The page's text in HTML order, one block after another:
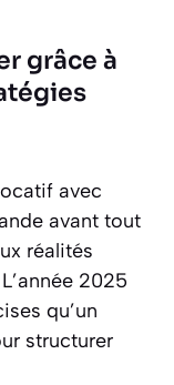
grâce à
avec
avant tout
réalités
2025
qu’un
structurer